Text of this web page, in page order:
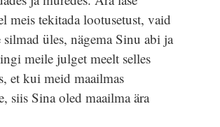
meis tekitada lootusetust, vaid
silmad üles, nägema Sinu abi ja
meile julget meelt selles
et kui meid maailmas
siis Sina oled maailma ära